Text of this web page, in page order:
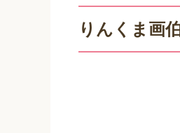
りんくま画